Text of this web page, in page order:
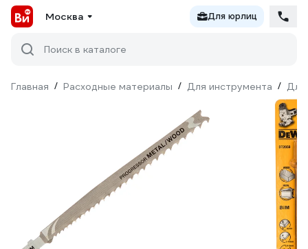
Москва Для юрлиц
Поиск в каталоге
Главная / Расходные материалы / Для инструмента / Для